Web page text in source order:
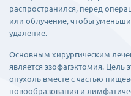
распространился, перед
или облучение, чтобы
удаление.
Основным хирургическим
является эзофагэктомия. Цель
опухоль вместе с частью
новообразования и